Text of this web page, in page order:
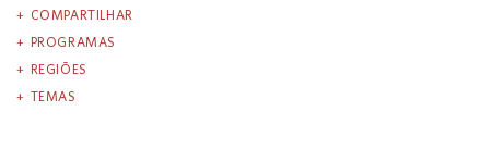
COMPARTILHAR
PROGRAMAS
REGIÕES
TEMAS